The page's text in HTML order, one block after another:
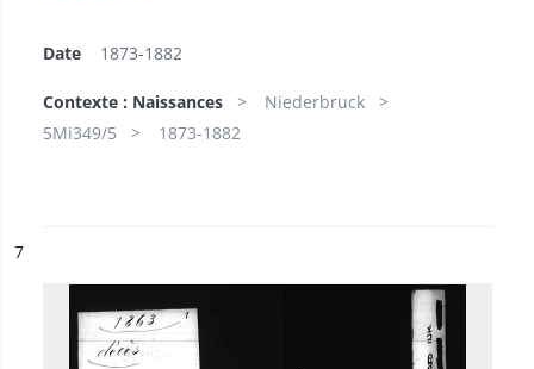
Date 1873-1882
Contexte : Naissances
Niederbruck
5Mi349/5
1873-1882
n°
7